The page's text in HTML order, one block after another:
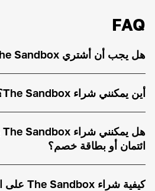
FAQ
هل يجب أن أشتري The Sandbox؟
أين يمكنني شراء The Sandbox؟
ائتمان أو بطاقة خصم؟
كيفية شراء The Sandbox على الفور؟